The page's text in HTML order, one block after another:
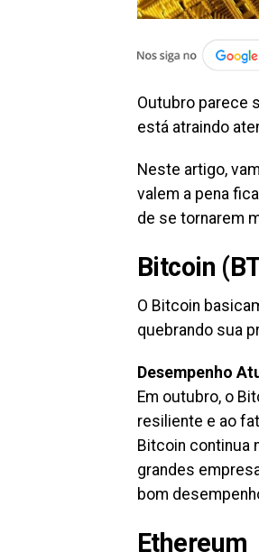
Outubro parece
está atraindo
Neste artigo,
valem a pena
de se tornarem
Bitcoin
O Bitcoin
quebrando sua
Desempenho
Em outubro, o
resiliente e ao
Bitcoin continua
grandes
bom
Ethereum